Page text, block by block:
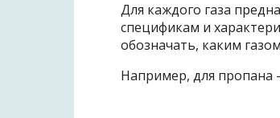
Для каждого газа
спецификам и
обозначать, каким
Например, для пропана